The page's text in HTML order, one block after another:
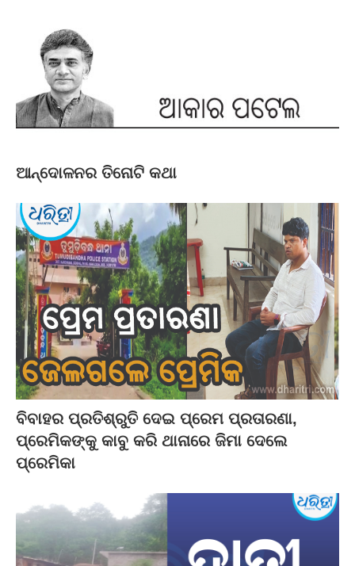
ଆନ୍ଦୋଳନର ତିନୋଟି କଥା
ବିବାହର ପ୍ରତିଶ୍ରୁତି ଦେଇ ପ୍ରେମ ପ୍ରତାରଣା,
ପ୍ରେମିକଙ୍କୁ କାବୁ କରି ଥାନାରେ ଜିମା ଦେଲେ
ପ୍ରେମିକା